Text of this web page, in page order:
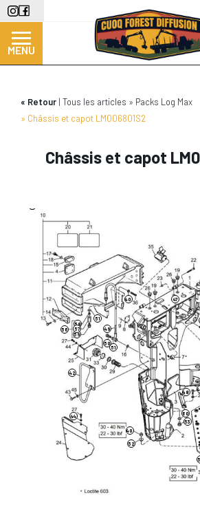
Aller
au
contenu
principal
MENU
Retour Tous les articles
Packs Log Max
Châssis et capot LM006801S2
Châssis et capot
42
60
51
51
53
58
59
57
40
40
49
44
47
48
56
52
50